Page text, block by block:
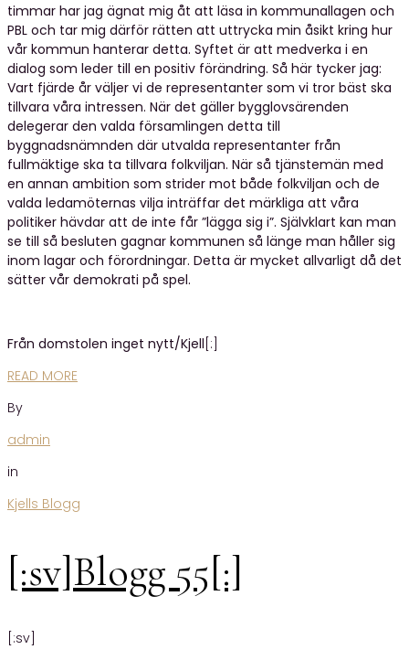
timmar har jag ägnat mig åt att läsa in kommunallagen och
PBL och tar mig därför rätten att uttrycka min åsikt kring hur
vår kommun hanterar detta. Syftet är att medverka i en
dialog som leder till en positiv förändring. Så här tycker jag:
Vart fjärde år väljer vi de representanter som vi tror bäst ska
tillvara våra intressen. När det gäller bygglovsärenden
delegerar den valda församlingen detta till
byggnadsnämnden där utvalda representanter från
fullmäktige ska ta tillvara folkviljan. När så tjänstemän med
en annan ambition som strider mot både folkviljan och de
valda ledamöternas vilja inträffar det märkliga att våra
politiker hävdar att de inte får ”lägga sig i”. Självklart kan man
se till så besluten gagnar kommunen så länge man håller sig
inom lagar och förordningar. Detta är mycket allvarligt då det
sätter vår demokrati på spel.
Från domstolen inget nytt/Kjell [:]
READ MORE
By
admin
in
Kjells Blogg
[:sv]Blogg 55[:]
[:sv]